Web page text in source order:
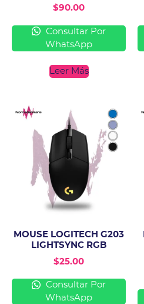
$90.00
Consultar Por
WhatsApp
Leer Más
MOUSE LOGITECH G203
LIGHTSYNC RGB
$25.00
Consultar Por
WhatsApp